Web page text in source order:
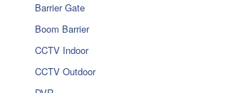
Barrier Gate
Boom Barrier
CCTV Indoor
CCTV Outdoor